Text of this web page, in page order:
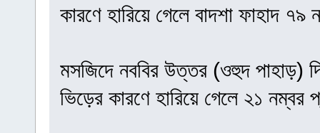
কারণে হারিয়ে গেলে বাদশা ফাহাদ
মসজিদে নববির উত্তর (ওহুদ পাহাড়)
ভিড়ের কারণে হারিয়ে গেলে ২১